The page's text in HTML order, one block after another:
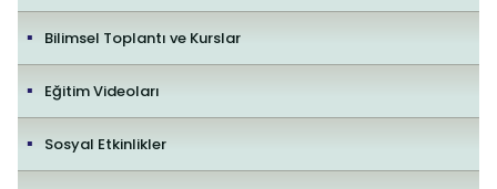
Bilimsel Toplantı ve Kurslar
Eğitim Videoları
Sosyal Etkinlikler